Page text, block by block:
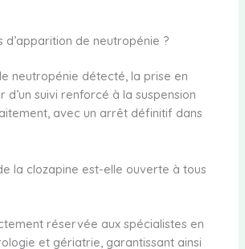
d’apparition de neutropénie ?
neutropénie détecté, la prise en
d’un suivi renforcé à la suspension
avec un arrêt définitif dans
la clozapine est-elle ouverte à tous
réservée aux spécialistes en
et gériatrie, garantissant ainsi